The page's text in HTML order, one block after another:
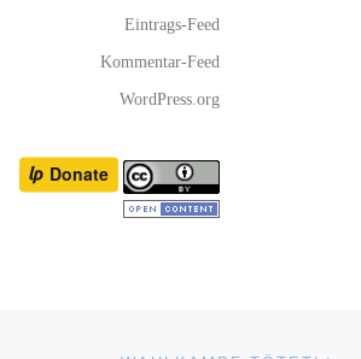
Eintrags-Feed
Kommentar-Feed
WordPress.org